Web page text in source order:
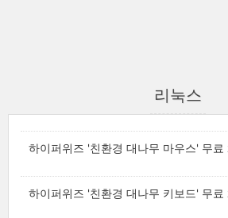
리눅스
하이퍼위즈 '친환경 대나무 마우스' 무료
하이퍼위즈 '친환경 대나무 키보드' 무료